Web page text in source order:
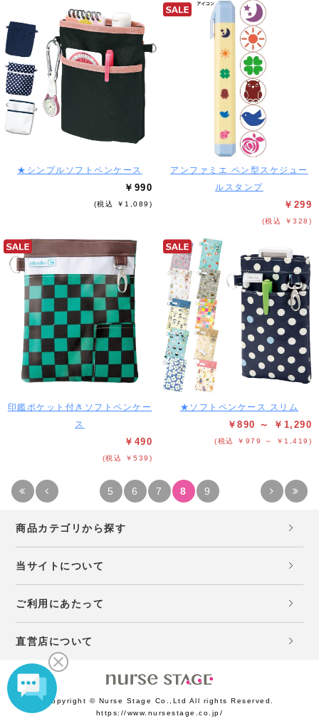
★シンプルソフトペンケース
￥990
(税込 ￥1,089)
アンファミエ ペン型スケジュー
ルスタンプ
￥299
(税込 ￥328)
印鑑ポケット付きソフトペンケー
ス
￥490
(税込 ￥539)
★ソフトペンケース スリム
￥890 ～ ￥1,290
(税込 ￥979 ～ ￥1,419)
5 6 7 8 9
商品カテゴリから探す
当サイトについて
ご利用にあたって
直営店について
Copyright © Nurse Stage Co.,Ltd All rights Reserved.
https://www.nursestage.co.jp/